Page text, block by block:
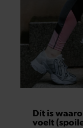
Dít is
voelt